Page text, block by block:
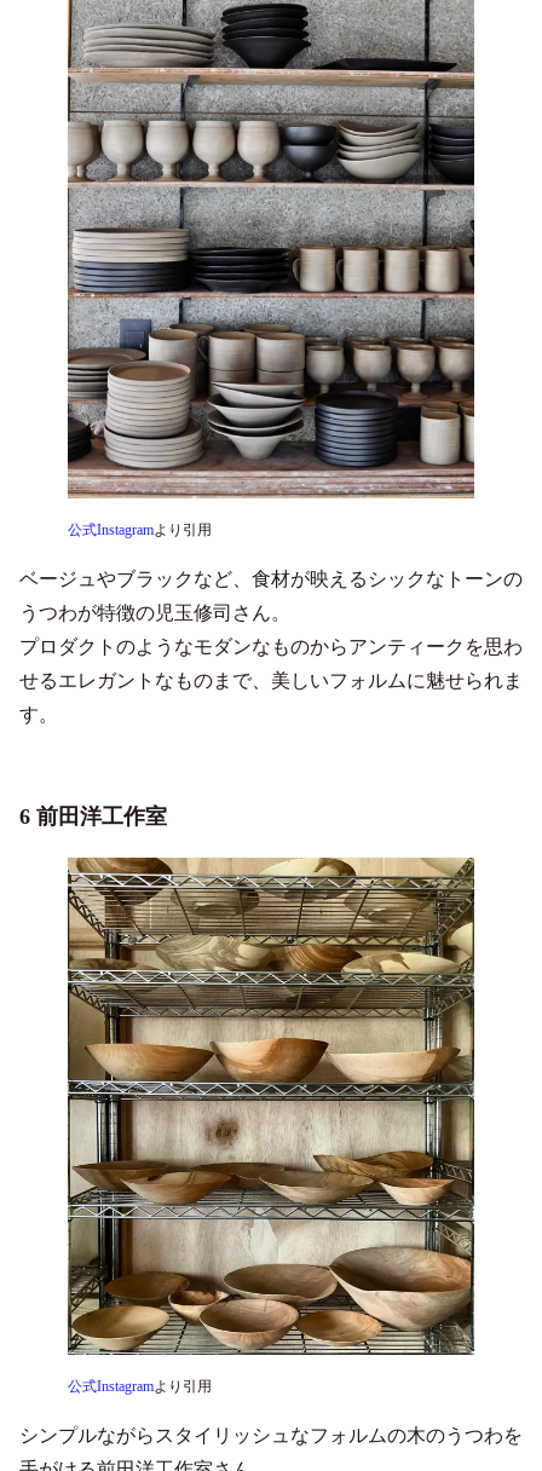
公式Instagramより引用
ベージュやブラックなど、食材が映えるシックなトーンの
うつわが特徴の児玉修司さん。
プロダクトのようなモダンなものからアンティークを思わ
せるエレガントなものまで、美しいフォルムに魅せられま
す。
6 前田洋工作室
公式Instagramより引用
シンプルながらスタイリッシュなフォルムの木のうつわを